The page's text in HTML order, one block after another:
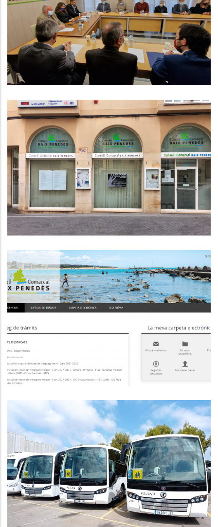
CONSELLERA DE PRESIDÈNCIA
LAURA VILAGRÀ
Altres
S'OBRE LA CONVOCATÒRIA DEL
PROGRAMA TREBALL I FORMACIÓ
(TREFO 2022)
Ocupació
EL CONSELL COMARCAL COMPLEIX
LA NORMATIVA REFERENT A LA
DILLUNS 28 DE MARÇ SOL·LICITUDS
SERVEI DE TRANSPORT ESCOLAR
CURS 22/23
Educació